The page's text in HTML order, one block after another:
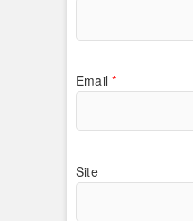
Email*
Site